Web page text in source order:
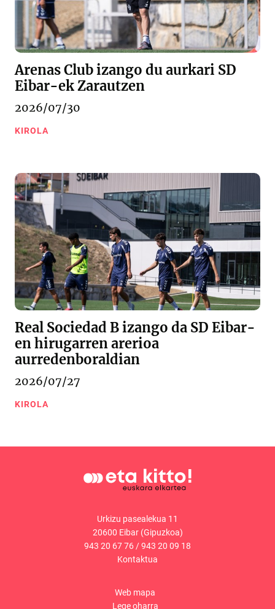
Arenas Club izango du aurkari SD
Eibar-ek Zarautzen
2026/07/30
KIROLA
Real Sociedad B izango da SD Eibar-
en hirugarren arerioa
aurredenboraldian
2026/07/27
KIROLA
Urkizu pasealekua 11
20600 Eibar (Gipuzkoa)
943 20 67 76 /943 20 09 18
Kontaktua
Web mapa
Lege oharra